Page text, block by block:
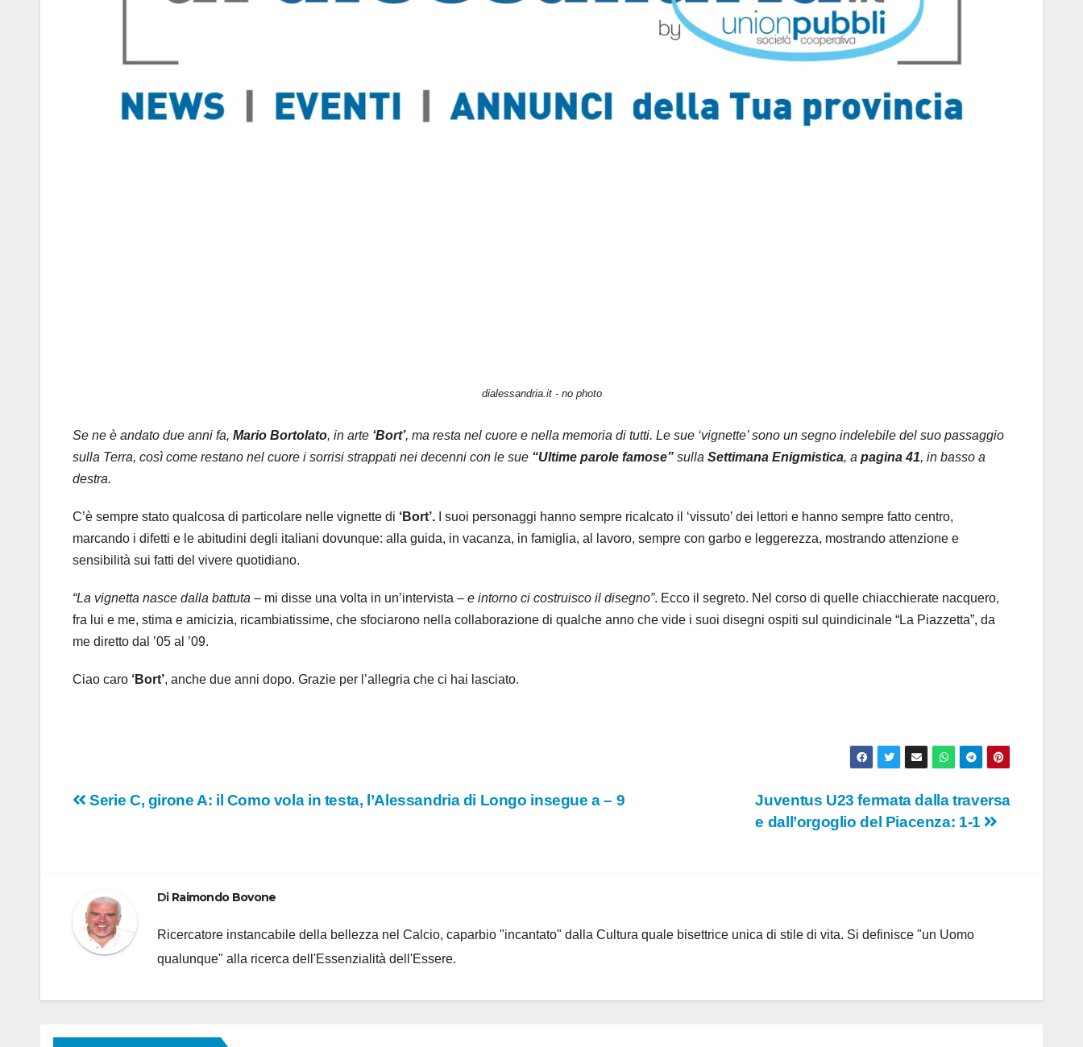
dialessandria.it - no photo
Se ne è andato due anni fa, Mario Bortolato, in arte ‘Bort’, ma resta nel cuore e nella memoria di tutti. Le sue ‘vignette’ sono un segno indelebile del suo passaggio
sulla Terra, così come restano nel cuore i sorrisi strappati nei decenni con le sue “Ultime parole famose” sulla Settimana Enigmistica, a pagina 41, in basso a
destra.
C’è sempre stato qualcosa di particolare nelle vignette di ‘Bort’. I suoi personaggi hanno sempre ricalcato il ‘vissuto’ dei lettori e hanno sempre fatto centro,
marcando i difetti e le abitudini degli italiani dovunque: alla guida, in vacanza, in famiglia, al lavoro, sempre con garbo e leggerezza, mostrando attenzione e
sensibilità sui fatti del vivere quotidiano.
“La vignetta nasce dalla battuta – mi disse una volta in un’intervista – e intorno ci costruisco il disegno”. Ecco il segreto. Nel corso di quelle chiacchierate nacquero,
fra lui e me, stima e amicizia, ricambiatissime, che sfociarono nella collaborazione di qualche anno che vide i suoi disegni ospiti sul quindicinale “La Piazzetta”, da
me diretto dal ’05 al ’09.
Ciao caro ‘Bort’, anche due anni dopo. Grazie per l’allegria che ci hai lasciato.
Navigazione
Juventus U23 fermata dalla traversa
e dall’orgoglio del Piacenza: 1-1
Serie C, girone A: il Como vola in testa, l’Alessandria di Longo insegue a – 9
Di Raimondo Bovone
Ricercatore instancabile della bellezza nel Calcio, caparbio "incantato" dalla Cultura quale bisettrice unica di stile di vita. Si definisce "un Uomo
qualunque" alla ricerca dell'Essenzialità dell'Essere.